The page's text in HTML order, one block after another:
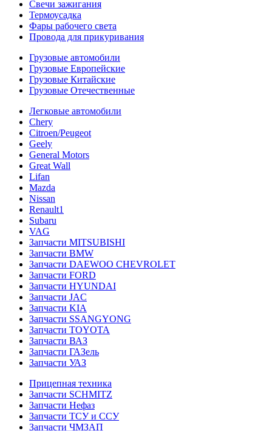
Свечи зажигания
Термоусадка
Фары рабочего света
Провода для прикуривания
Грузовые автомобили
Грузовые Европейские
Грузовые Китайские
Грузовые Отечественные
Легковые автомобили
Chery
Citroen/Peugeot
Geely
General Motors
Great Wall
Lifan
Mazda
Nissan
Renault1
Subaru
VAG
Запчасти MITSUBISHI
Запчасти BMW
Запчасти DAEWOO CHEVROLET
Запчасти FORD
Запчасти HYUNDAI
Запчасти JAC
Запчасти KIA
Запчасти SSANGYONG
Запчасти TOYOTA
Запчасти ВАЗ
Запчасти ГАЗель
Запчасти УАЗ
Прицепная техника
Запчасти SCHMITZ
Запчасти Нефаз
Запчасти ТСУ и ССУ
Запчасти ЧМЗАП